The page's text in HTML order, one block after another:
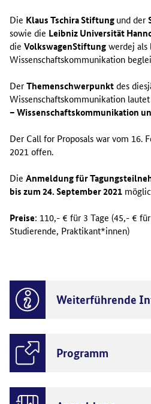
Die Klaus Tschira Stiftungund der
sowie die Leibniz Universität
die VolkswagenStiftungwerdej als
Wissenschaftskommunikation
DerThemenschwerpunktdes
Wissenschaftskommunikation lautet
– Wissenschaftskommunikation
Der Call for Proposals war vom 16.
2021 offen.
Die Anmeldung für
bis zum 24. September 2021
Preise: 110,- € für 3 Tage (45,- €
Studierende, Praktikant*innen)
Weiterführende
Programm